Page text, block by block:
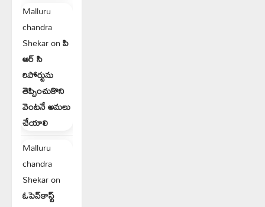
Malluru
chandra
Shekaronపి
ఆర్ సి
రిపోర్టును
తెప్పించుకొని
వెంటనే అమలు
చేయాలి
Malluru
chandra
Shekaron
ఓపెన్‌కాస్ట్